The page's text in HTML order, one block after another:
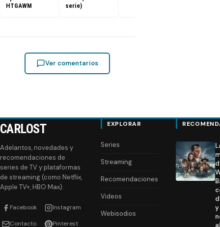
HTGAWM
serie)
Ver comentarios
CARLOST
Adelantos, novedades y
recomendaciones de
series de TV y plataformas
de streaming (como Netflix,
Apple TV+, HBO Max).
Facebook Instagram
Contacto Pinterest
EXPLORAR
Series
Streaming
Recomendaciones
Videos
Webisodios
y